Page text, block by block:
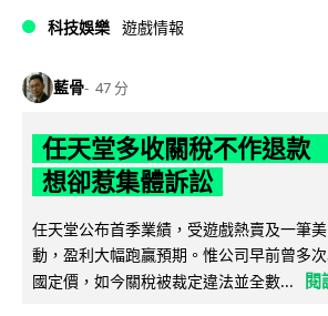
科技娛樂 遊戲情報
藍骨 47 分
任天堂多收關稅不作退
想卻惹集體訴訟
任天堂公布首季業績，受遊戲熱賣及一筆
動，盈利大幅跑贏預期。惟公司早前曾多
國定價，如今關稅被裁定違法並全數...
閱